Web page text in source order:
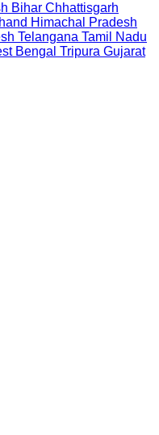
Bihar Chhattisgarh
Himachal Pradesh
Telangana Tamil Nadu
Bengal Tripura Gujarat